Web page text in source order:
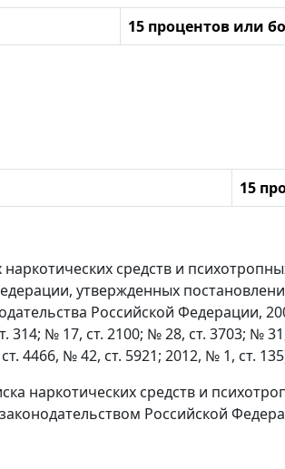
15 процентов или
15
средств и
утвержденных
Российской Федерации,
314; № 17, ст. 2100; № 28, ст. 3703; №
4466, № 42, ст. 5921; 2012, № 1, ст.
наркотических средств и
Российской